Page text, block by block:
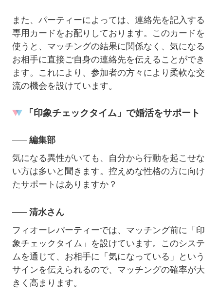
また、パーティーによっては、連絡先を記入する
専用カードをお配りしております。このカードを
使うと、マッチングの結果に関係なく、気になる
お相手に直接ご自身の連絡先を伝えることができ
ます。これにより、参加者の方々により柔軟な交
流の機会を設けています。
「印象チェックタイム」で婚活をサポート
編集部
気になる異性がいても、自分から行動を起こせな
い方は多いと聞きます。控えめな性格の方に向け
たサポートはありますか？
清水さん
フィオーレパーティーでは、マッチング前に「印
象チェックタイム」を設けています。このシステ
ムを通じて、お相手に「気になっている」という
サインを伝えられるので、マッチングの確率が大
きく高まります。